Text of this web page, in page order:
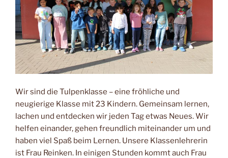
Wir sind die Tulpenklasse – eine fröhliche und
neugierige Klasse mit 23 Kindern. Gemeinsam lernen,
lachen und entdecken wir jeden Tag etwas Neues. Wir
helfen einander, gehen freundlich miteinander um und
haben viel Spaß beim Lernen. Unsere Klassenlehrerin
ist Frau Reinken. In einigen Stunden kommt auch Frau